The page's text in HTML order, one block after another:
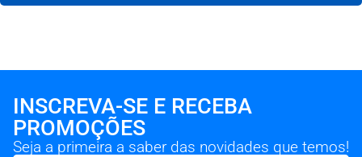
INSCREVA-SE E RECEBA
PROMOÇÕES
Seja a primeira a saber das novidades que temos!